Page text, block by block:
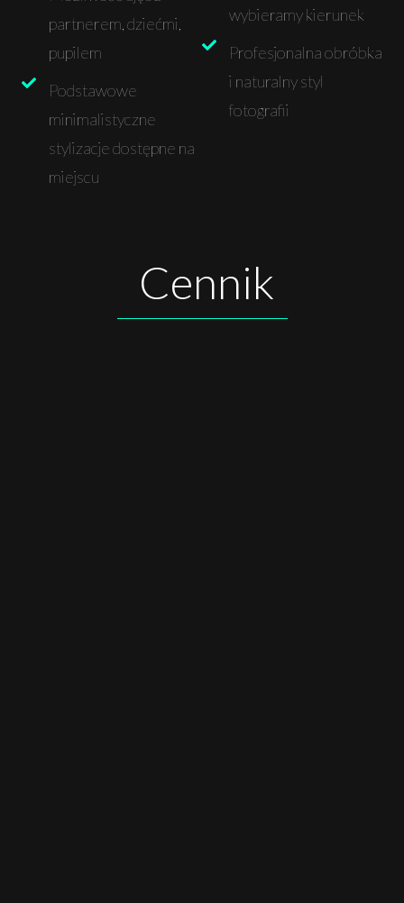
partnerem, dziećmi,
pupilem
Podstawowe
minimalistyczne
stylizacje dostępne na
miejscu
wybieramy kierunek
Profesjonalna obróbka
i naturalny styl
fotografii
Cennik